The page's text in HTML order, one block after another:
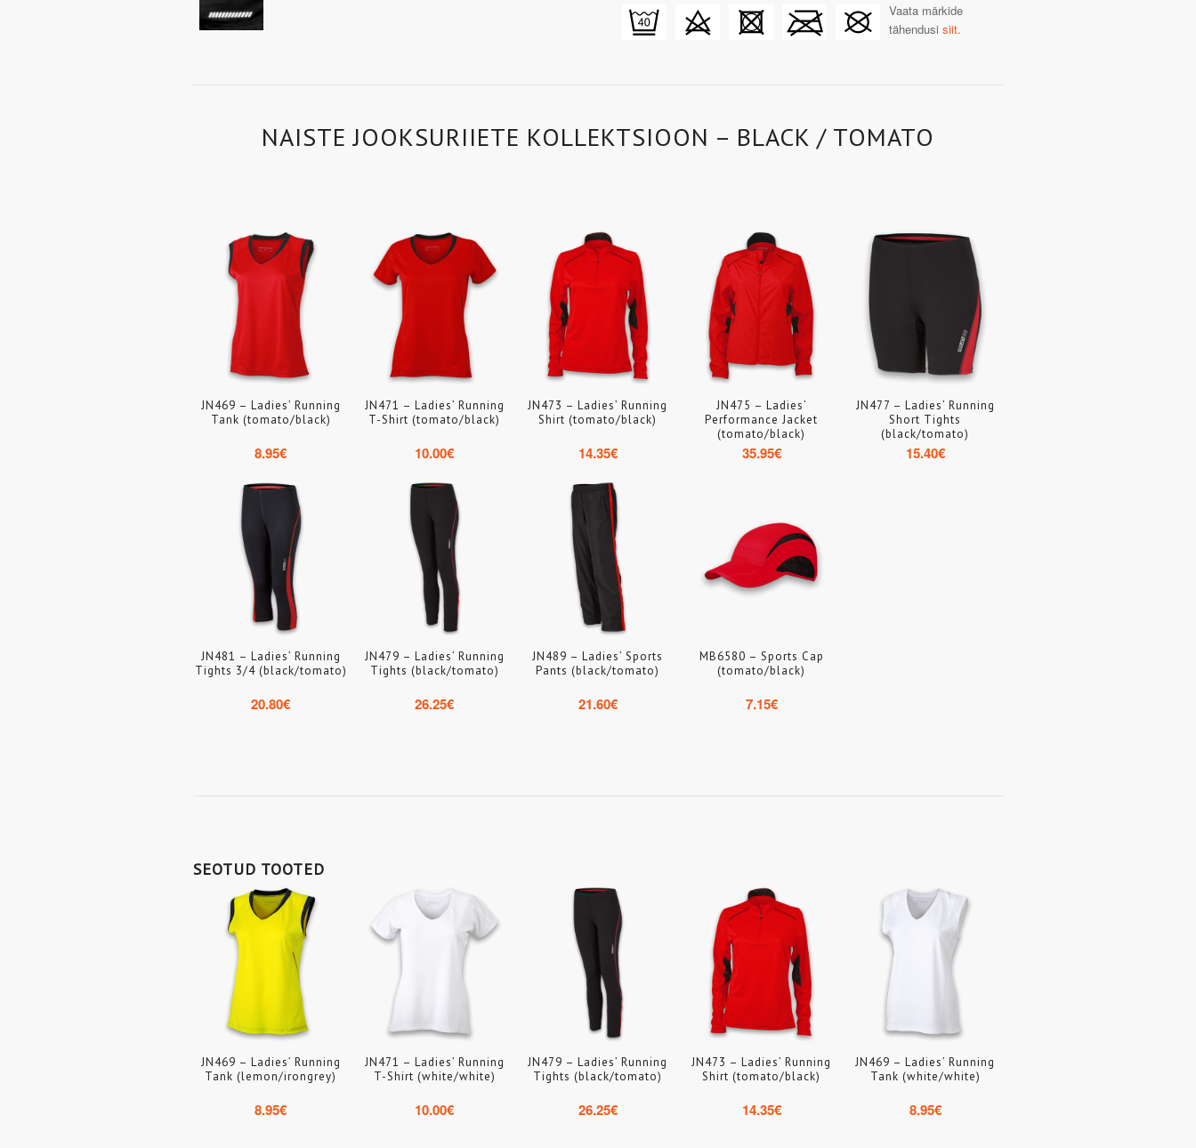
Vaata märkide
tähendusisiit.
NAISTE JOOKSURIIETE KOLLEKTSIOON – BLACK / TOMATO
JN469 – Ladies’ Running
Tank (tomato/black)
8.95€
JN471 – Ladies’ Running
T-Shirt (tomato/black)
10.00€
JN473 – Ladies’ Running
Shirt (tomato/black)
14.35€
JN475 – Ladies’
Performance Jacket
(tomato/black)
35.95€
JN477 – Ladies’ Running
Short Tights
(black/tomato)
15.40€
JN481 – Ladies’ Running
Tights 3/4 (black/tomato)
20.80€
JN479 – Ladies’ Running
Tights (black/tomato)
26.25€
JN489 – Ladies’ Sports
Pants (black/tomato)
21.60€
MB6580 – Sports Cap
(tomato/black)
7.15€
SEOTUD TOOTED
JN469 – Ladies’ Running
Tank (lemon/irongrey)
8.95€
JN471 – Ladies’ Running
T-Shirt (white/white)
10.00€
JN479 – Ladies’ Running
Tights (black/tomato)
26.25€
JN473 – Ladies’ Running
Shirt (tomato/black)
14.35€
JN469 – Ladies’ Running
Tank (white/white)
8.95€